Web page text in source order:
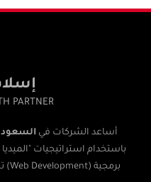
PARTNER
أساعد الشركات في
باستخدام استراتيجيات "الميديا
برمجية (Web Development) تضمن الاستقرار والنمو المستدام.